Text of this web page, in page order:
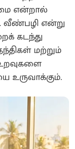
என்றால்
வீண்பழி என்று
கடந்து
மற்றும்
உறவுகளை